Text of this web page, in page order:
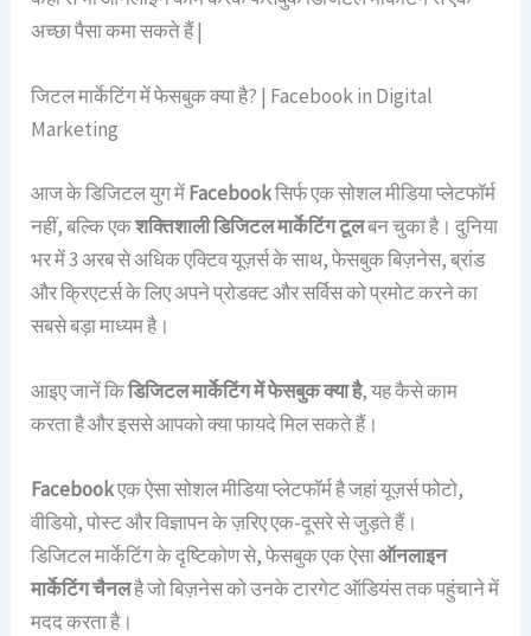
अच्छा पैसा कमा सकते हैं |
जिटल मार्केटिंग में फेसबुक क्या है? | Facebook in Digital
Marketing
आज के डिजिटल युग मेंFacebookसिर्फ एक सोशल मीडिया प्लेटफॉर्म
नहीं, बल्कि एकशक्तिशाली डिजिटल मार्केटिंग टूलबन चुका है। दुनिया
भर में 3 अरब से अधिक एक्टिव यूज़र्स के साथ, फेसबुक बिज़नेस, ब्रांड
और क्रिएटर्स के लिए अपने प्रोडक्ट और सर्विस को प्रमोट करने का
सबसे बड़ा माध्यम है।
आइए जानें किडिजिटल मार्केटिंग में फेसबुक क्या है, यह कैसे काम
करता है और इससे आपको क्या फायदे मिल सकते हैं।
Facebookएक ऐसा सोशल मीडिया प्लेटफॉर्म है जहां यूज़र्स फोटो,
वीडियो, पोस्ट और विज्ञापन के ज़रिए एक-दूसरे से जुड़ते हैं।
डिजिटल मार्केटिंग के दृष्टिकोण से, फेसबुक एक ऐसाऑनलाइन
मार्केटिंग चैनलहै जो बिज़नेस को उनके टारगेट ऑडियंस तक पहुंचाने में
मदद करता है।